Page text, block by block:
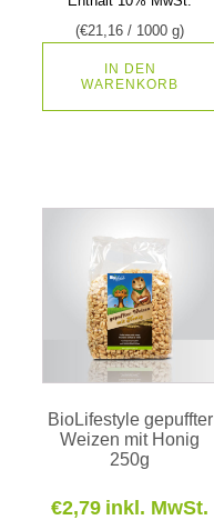
(€21,16 / 1000 g)
IN DEN
WARENKORB
BioLifestyle gepuffter
Weizen mit Honig
250g
€2,79 inkl. MwSt.